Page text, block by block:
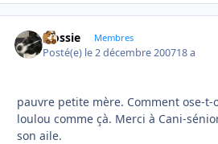
Flossie Membres
Posté(e) le 2 décembre 200718 a
pauvre petite mère. Comment ose-
loulou comme çà. Merci à Cani-
son aile.